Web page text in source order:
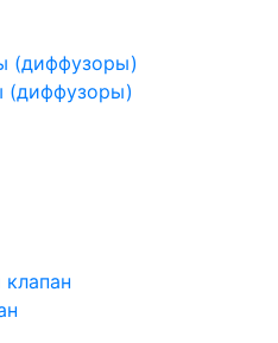
(диффузоры)
(диффузоры)